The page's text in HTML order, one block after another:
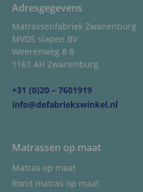
Adresgegevens
Matrassenfabriek Zwanenburg
MVDS slapen BV
Weerenweg 8 B
1161 AH Zwanenburg
+31 (0)20 – 7601919
info@defabriekswinkel.nl
Matrassen op maat
Matras op maat
Rond matras op maat